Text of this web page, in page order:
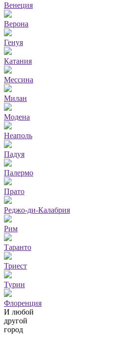
Венеция
Верона
Генуя
Катания
Мессина
Милан
Модена
Неаполь
Падуя
Палермо
Прато
Реджо-ди-Калабрия
Рим
Таранто
Триест
Турин
Флоренция
И любой
другой
город